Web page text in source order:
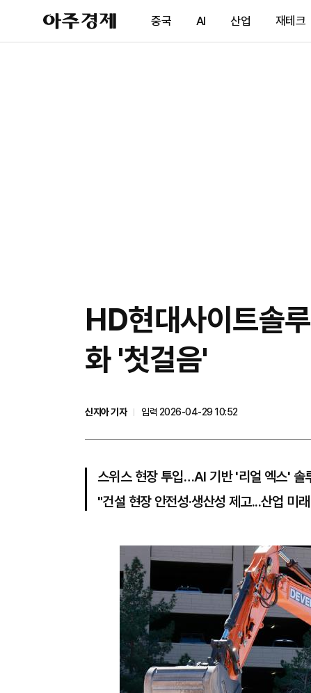
아
주
제
중국 AI 산업 재테크
HD현대사이트솔
화 '첫걸음'
신지아 기자
입력 2026-04-29 10:52
스위스 현장 투입…AI 기반 '리얼 엑스' 솔
"건설 현장 안전성·생산성 제고...산업 미